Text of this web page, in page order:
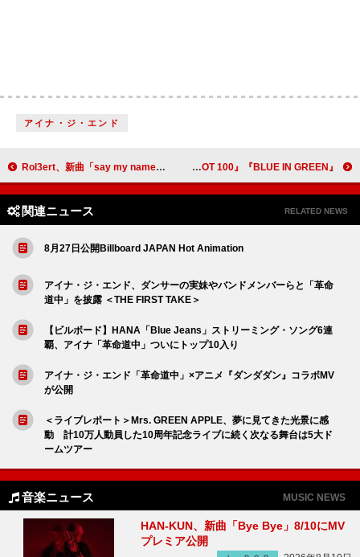
アイナ・ジ・エンド
Rol3ert、新曲「say my name」リリース＆MVプレミア公開へ ワンマン開催も決定 Suchmosが2日間にわたってゲスト登場、J-WAVE『SAISON CARD TOKIO HOT 100』『BLUE IN GREEN』
関連ニュース RELATED NEWS
8月27日公開Billboard JAPAN Hot Animation
アイナ・ジ・エンド、ダンサーの実妹やバンドメンバーらと「革命
道中」を披露 ＜THE FIRST TAKE＞
【ビルボード】HANA「Blue Jeans」ストリーミング・ソング6連
覇、アイナ「革命道中」ついにトップ10入り
アイナ・ジ・エンド「革命道中」×アニメ『ダンダダン』コラボMV
が公開
＜ライブレポート＞Mrs. GREEN APPLE、夢に見てきた光景に感
動 計10万人動員した10周年記念ライブに続く次なる舞台は5大ド
ームツアー
音楽ニュース MUSIC NEWS
HAN-KUN、新曲「Bye Bye」8/10にMV
プレミア公開